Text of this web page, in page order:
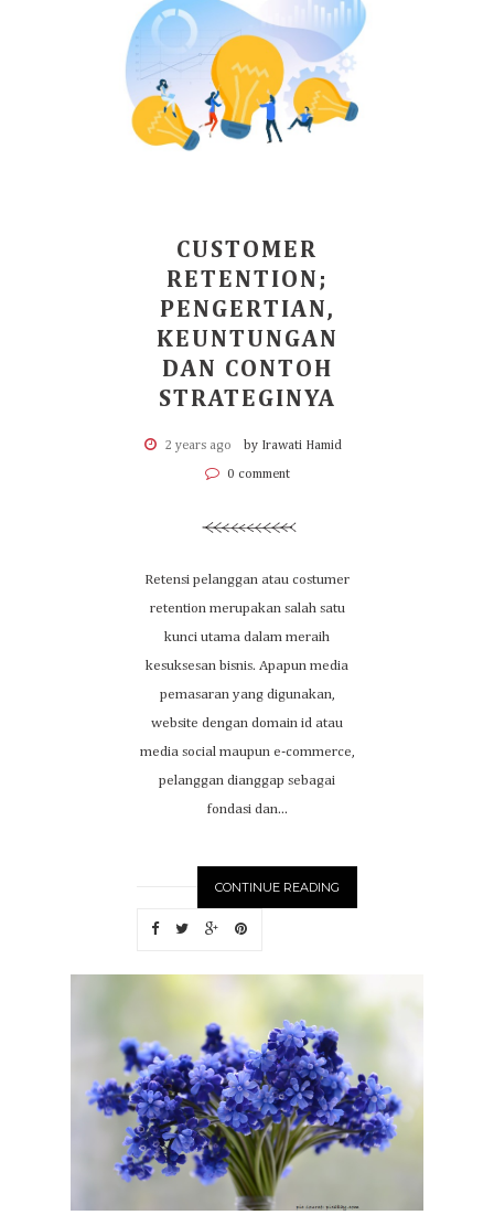
CUSTOMER
RETENTION;
PENGERTIAN,
KEUNTUNGAN
DAN CONTOH
STRATEGINYA
2 years ago by Irawati Hamid
0 comment
Retensi pelanggan atau costumer
retention merupakan salah satu
kunci utama dalam meraih
kesuksesan bisnis. Apapun media
pemasaran yang digunakan,
website dengan domain id atau
media social maupun e-commerce,
pelanggan dianggap sebagai
fondasi dan...
CONTINUE READING